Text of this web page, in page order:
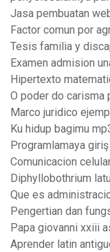
Jasa pembuatan
Factor comun por
Tesis familia y
Examen admision
Hipertexto
O poder do carisma
Marco juridico
Ku hidup bagimu
Programlamaya
Comunicacion
Diphyllobothrium
Que es
Pengertian dan
Papa giovanni xxiii
Aprender latin